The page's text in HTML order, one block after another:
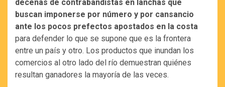
decenas de contrabandistas en lanchas que
buscan imponerse por número y por cansancio
ante los pocos prefectos apostados en la costa
para defender lo que se supone que es la frontera
entre un país y otro. Los productos que inundan los
comercios al otro lado del río demuestran quiénes
resultan ganadores la mayoría de las veces.